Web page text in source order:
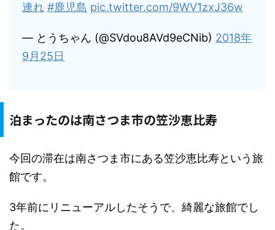
連れ #鹿児島 pic.twitter.com/9WV1zxJ36w
— とうちゃん (@SVdou8AVd9eCNib) 2018年
9月25日
泊まったのは南さつま市の笠沙恵比寿
今回の滞在は南さつま市にある笠沙恵比寿という旅
館です。
3年前にリニューアルしたそうで、綺麗な旅館でし
た。